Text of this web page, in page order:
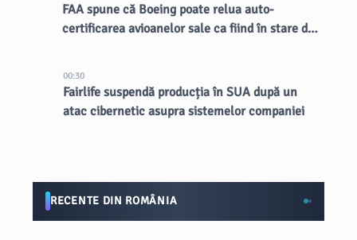
FAA spune că Boeing poate relua auto-
certificarea avioanelor sale ca fiind în stare de
00:30
Fairlife suspendă producția în SUA după un
atac cibernetic asupra sistemelor companiei
RECENTE DIN ROMÂNIA